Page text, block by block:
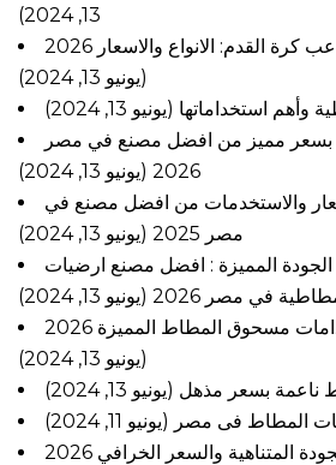
13, 2024)
القدم: الانواع والاسعار 2026
(يونيو 13, 2024)
وأهم استخداماتها (يونيو 13, 2024)
بسعر مميز من افضل مصنع في مصر
2026 (يونيو 13, 2024)
والاستخدمات من افضل مصنع في
مصر 2025
(يونيو 13, 2024)
المميزة : افضل مصنع ارضيات
في مصر 2026
(يونيو 13, 2024)
مسحوق المطاط المميزة 2026
(يونيو 13, 2024)
ناعمة بسعر مذهل (يونيو 13, 2024)
المطاط فى مصر (يونيو 11, 2024)
المتناهية والسعر الخرافي 2026